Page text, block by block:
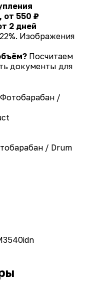
от 550 ₽
2 дней
Изображения
Посчитаем
документы для
/
/ Drum